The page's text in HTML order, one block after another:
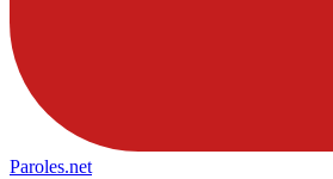
Paroles.net